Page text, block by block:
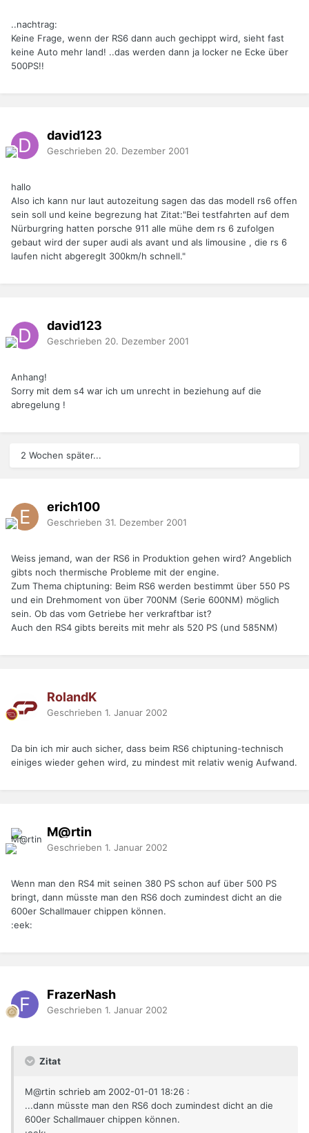
..nachtrag:
Keine Frage, wenn der RS6 dann auch gechippt wird, sieht fast
keine Auto mehr land! ..das werden dann ja locker ne Ecke über
500PS!!
david123
Geschrieben 20. Dezember 2001
hallo
Also ich kann nur laut autozeitung sagen das das modell rs6 offen
sein soll und keine begrezung hat Zitat:"Bei testfahrten auf dem
Nürburgring hatten porsche 911 alle mühe dem rs 6 zufolgen
gebaut wird der super audi als avant und als limousine , die rs 6
laufen nicht abgereglt 300km/h schnell."
david123
Geschrieben 20. Dezember 2001
Anhang!
Sorry mit dem s4 war ich um unrecht in beziehung auf die
abregelung !
2 Wochen später...
erich100
Geschrieben 31. Dezember 2001
Weiss jemand, wan der RS6 in Produktion gehen wird? Angeblich
gibts noch thermische Probleme mit der engine.
Zum Thema chiptuning: Beim RS6 werden bestimmt über 550 PS
und ein Drehmoment von über 700NM (Serie 600NM) möglich
sein. Ob das vom Getriebe her verkraftbar ist?
Auch den RS4 gibts bereits mit mehr als 520 PS (und 585NM)
RolandK
Geschrieben 1. Januar 2002
Da bin ich mir auch sicher, dass beim RS6 chiptuning-technisch
einiges wieder gehen wird, zu mindest mit relativ wenig Aufwand.
M@rtin
Geschrieben 1. Januar 2002
Wenn man den RS4 mit seinen 380 PS schon auf über 500 PS
bringt, dann müsste man den RS6 doch zumindest dicht an die
600er Schallmauer chippen können.
:eek:
FrazerNash
Geschrieben 1. Januar 2002
Zitat
M@rtin schrieb am 2002-01-01 18:26 :
...dann müsste man den RS6 doch zumindest dicht an die
600er Schallmauer chippen können.